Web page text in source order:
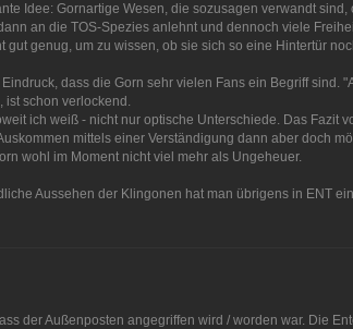
Idee: Gornartige Wesen, die sozusagen verwandt
an die TOS-Spezies anlehnt und dennoch viele
gut genug, um zu wissen, ob sie sich so eine Hintertür
dass die Gorn sehr vielen Fans ein Begriff
ist schon verlockend.
ich weiß - nicht nur optische Unterschiede. Das
mittels einer Verständigung dann aber doch
wohl im Moment nicht viel mehr als Ungeheuer.
Aussehen der Klingonen hat man übrigens in ENT
der Außenposten angegriffen wird / worden war. Die